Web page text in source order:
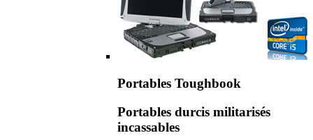
Portables Toughbook
Portables durcis militarisés
incassables